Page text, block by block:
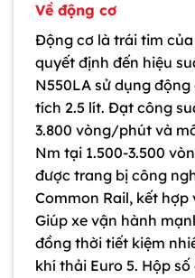
Về động cơ
Động cơ là trái tim
quyết định đến hiệu
N550LA sử dụng
tích 2.5 lít. Đạt công
3.800 vòng/phút và
Nm tại 1.500-3.500
được trang bị công
Common Rail, kết hợp
Giúp xe vận hành
đồng thời tiết kiệm
khí thải Euro 5. Hộp